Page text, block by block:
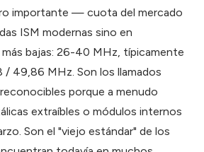
importante — cuota del mercado
ISM modernas sino en
bajas: 26-40 MHz, típicamente
49,86 MHz. Son los llamados
porque a menudo
extraíbles o módulos internos
Son el "viejo estándar" de los